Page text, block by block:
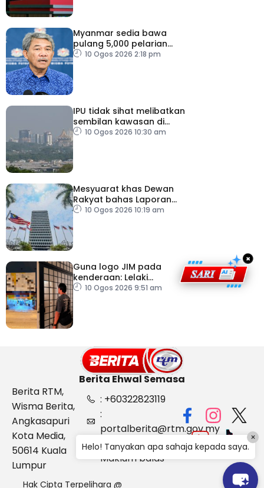
Myanmar sedia bawa
pulang 5,000 pelarian
guna kapal
10 Ogos 2026 2:18 pm
IPU tidak sihat melibatkan
sembilan kawasan di
Sarawak
10 Ogos 2026 10:30 am
Mesyuarat khas Dewan
Rakyat bahas Laporan
RCI Tabung Haji, esok
10 Ogos 2026 10:19 am
Guna logo JIM pada
kenderaan: Lelaki
Pakistan dicekup
10 Ogos 2026 9:51 am
×
Berita Ehwal Semasa
Berita RTM,
Wisma Berita,
Angkasapuri
Kota Media,
50614 Kuala
Lumpur
: +60322823119
:
portalberita@rtm.gov.my
: Aduan &
Maklum balas
Hak Cipta Terpelihara @
Helo! Tanyakan apa sahaja kepada saya.
×